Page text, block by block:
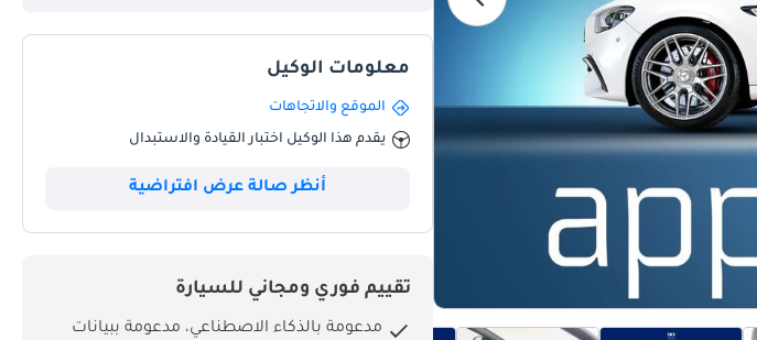
معلومات الوكيل
الموقع والاتجاهات
يقدم هذا الوكيل اختبار القيادة والاستبدال
أنظر صالة عرض افتراضية
تقييم فوري ومجاني للسيارة
مدعومة بالذكاء الاصطناعي، مدعومة ببيانات